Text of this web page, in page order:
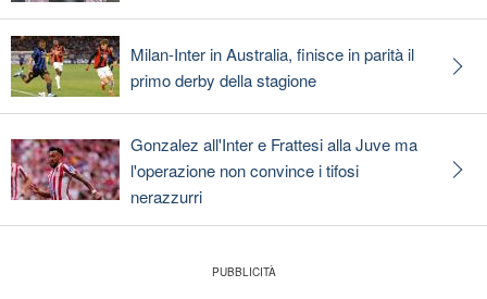
Milan-Inter in Australia, finisce in parità il
primo derby della stagione
Gonzalez all'Inter e Frattesi alla Juve ma
l'operazione non convince i tifosi
nerazzurri